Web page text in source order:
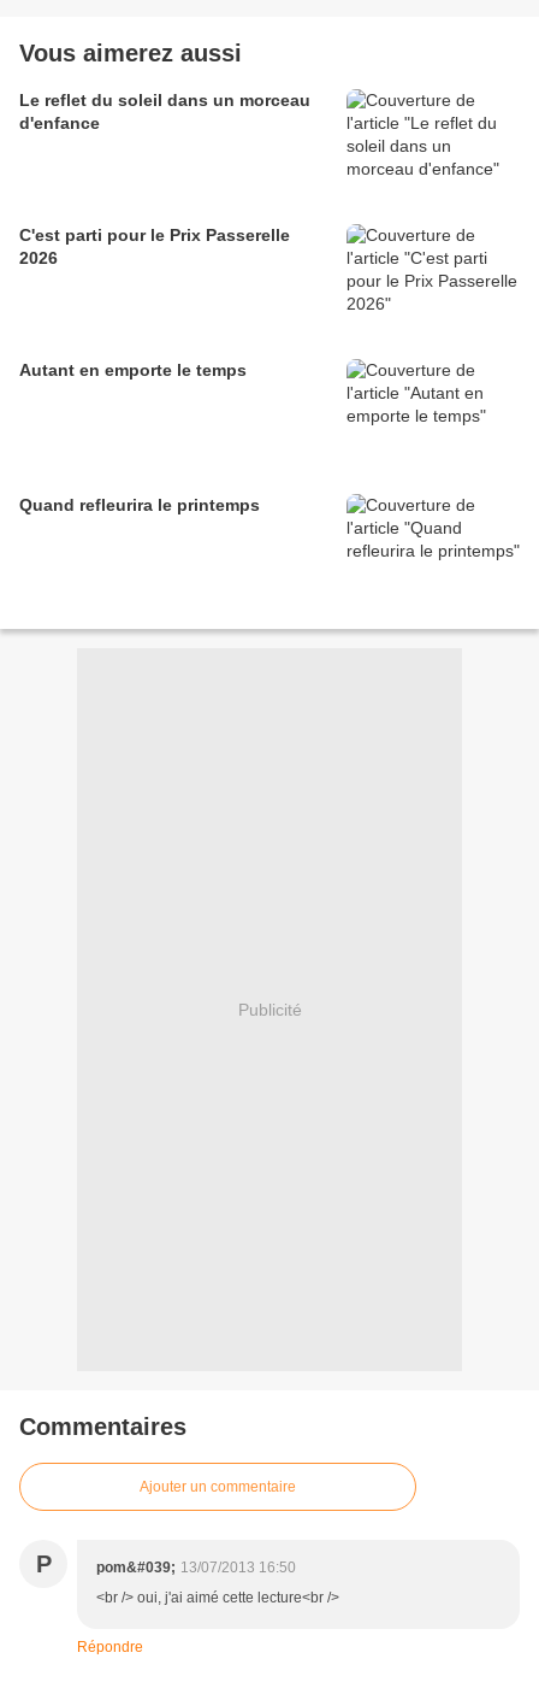
Vous aimerez aussi
Le reflet du soleil dans un morceau
d'enfance
C'est parti pour le Prix Passerelle
2026
Autant en emporte le temps
Quand refleurira le printemps
Publicité
Commentaires
Ajouter un commentaire
P pom&#039; 13/07/2013 16:50
<br /> oui, j'ai aimé cette lecture<br />
Répondre